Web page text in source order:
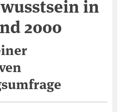
in
2000